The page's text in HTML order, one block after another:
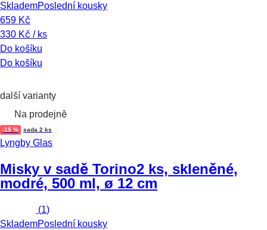
SklademPoslední kousky
659 Kč
330 Kč / ks
Do košíku
Do košíku
další varianty
Na prodejně
-15 % sada 2 ks
Lyngby Glas
Misky v sadě Torino2 ks, skleněné,
modré, 500 ml, ø 12 cm
(1)
SklademPoslední kousky